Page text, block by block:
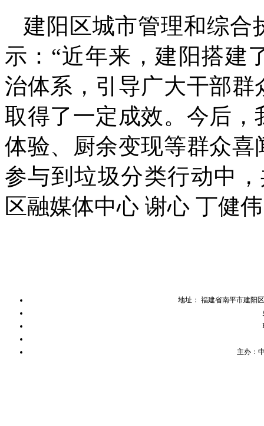
建阳区城市管理和综合
示：“近年来，建阳搭建
治体系，引导广大干部
取得了一定成效。今后
体验、厨余变现等群众
参与到垃圾分类行动中
区融媒体中心 谢心 丁健伟
地址： 福建省南平市建阳
主办：